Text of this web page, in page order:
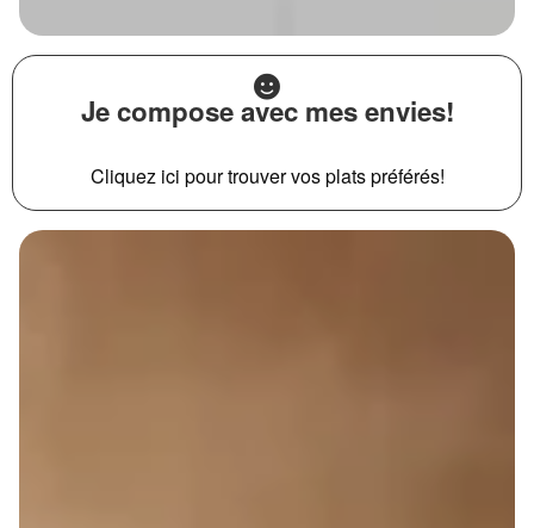
Je compose avec mes envies!
Cliquez ici pour trouver vos plats préférés!